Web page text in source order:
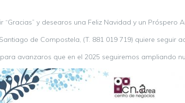
y desearos una Feliz Navidad y un Próspero
de Compostela, (T. 881 019 719) quiere seguir
avanzaros que en el 2025 seguiremos ampliando